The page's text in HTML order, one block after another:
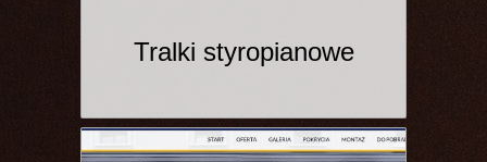
Tralki styropianowe